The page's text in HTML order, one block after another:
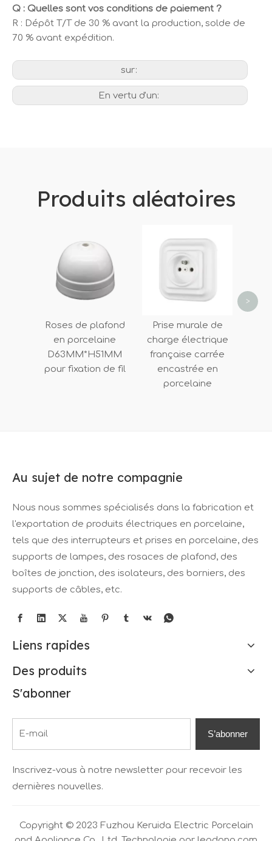
Q : Quelles sont vos conditions de paiement ?
R : Dépôt T/T de 30 % avant la production, solde de
70 % avant expédition.
sur:
En vertu d'un:
Produits aléatoires
Roses de plafond
en porcelaine
D63MM*H51MM
pour fixation de fil
Prise murale de
charge électrique
française carrée
encastrée en
porcelaine
>
Au sujet de notre compagnie
Nous nous sommes spécialisés dans la fabrication et
l'exportation de produits électriques en porcelaine,
tels que des interrupteurs et prises en porcelaine, des
supports de lampes, des rosaces de plafond, des
boîtes de jonction, des isolateurs, des borniers, des
supports de câbles, etc.
Liens rapides
Des produits
S'abonner
S’abonner
Inscrivez-vous à notre newsletter pour recevoir les
dernières nouvelles.
Copyright © 2023 Fuzhou Keruida Electric Porcelain